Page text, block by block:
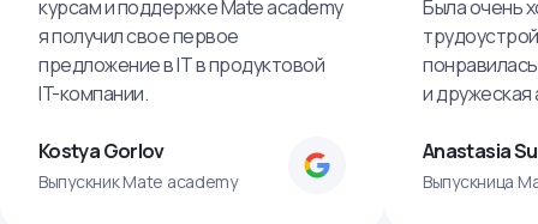
курсам и поддержке Mate academy
я получил свое первое
предложение в IT в продуктовой
IT-компании.
Kostya Gorlov
Выпускник Mate academy
Была очень
и
Anastasia
Выпускница